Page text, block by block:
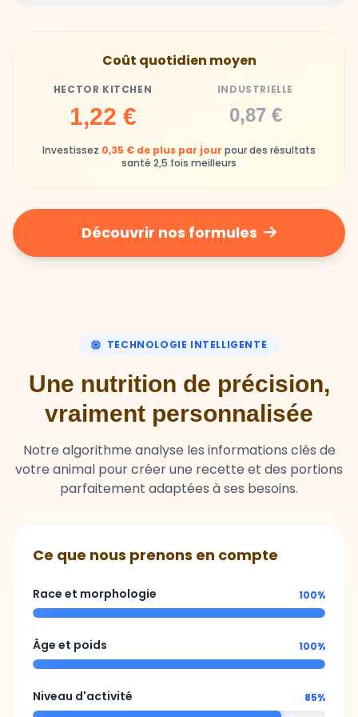
Industrielle
chimiques
Industrielle
Repas souvent boudés ou mangés sans plaisir
Coût quotidien moyen
HECTOR KITCHEN
1,22 €
INDUSTRIELLE
0,87 €
Investissez 0,35 € de plus par jour pour des résultats
santé 2,5 fois meilleurs
Découvrir nos formules
TECHNOLOGIE INTELLIGENTE
Une nutrition de précision,
vraiment personnalisée
Notre algorithme analyse les informations clés de
votre animal pour créer une recette et des portions
parfaitement adaptées à ses besoins.
Ce que nous prenons en compte
Race et morphologie 100%
Âge et poids 100%
Niveau d'activité 85%